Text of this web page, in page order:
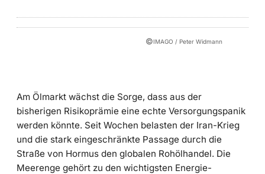
©IMAGO / Peter Widmann
Am Ölmarkt wächst die Sorge, dass aus der
bisherigen Risikoprämie eine echte Versorgungspanik
werden könnte. Seit Wochen belasten der Iran-Krieg
und die stark eingeschränkte Passage durch die
Straße von Hormus den globalen Rohölhandel. Die
Meerenge gehört zu den wichtigsten Energie-